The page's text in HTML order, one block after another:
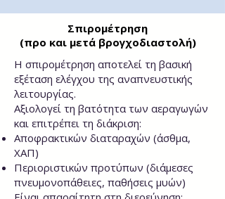
Η σπιρομέτρηση αποτελεί τη βασική
εξέταση ελέγχου της αναπνευστικής
λειτουργίας.
Αξιολογεί τη βατότητα των αεραγωγών
και επιτρέπει τη διάκριση:
Αποφρακτικών διαταραχών (άσθμα,
ΧΑΠ)
Περιοριστικών προτύπων (διάμεσες
πνευμονοπάθειες, παθήσεις μυών)
Σπιρομέτρηση
(προ και μετά βρογχοδιαστολή)